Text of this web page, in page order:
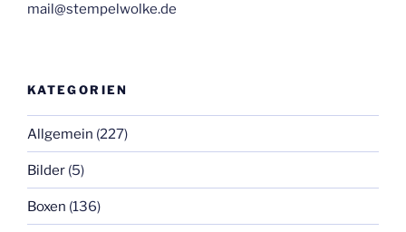
mail@stempelwolke.de
KATEGORIEN
Allgemein (227)
Bilder (5)
Boxen (136)